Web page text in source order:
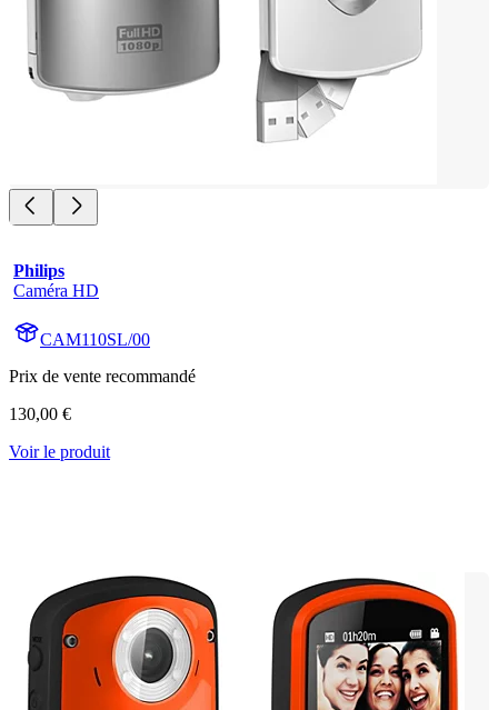
Philips
Caméra HD
CAM110SL/00
Prix de vente recommandé
130,00 €
Voir le produit